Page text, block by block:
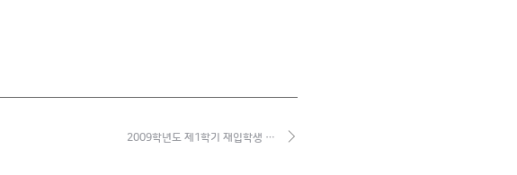
2009학년도 제1학기 재입학생 …